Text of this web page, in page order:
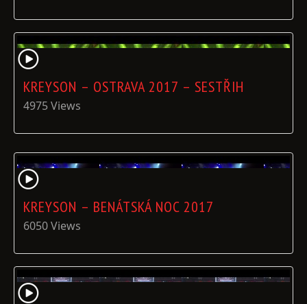
KREYSON – OSTRAVA 2017 – SESTŘIH
4975 Views
KREYSON – BENÁTSKÁ NOC 2017
6050 Views